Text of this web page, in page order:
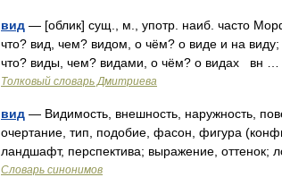
вид — [облик] сущ., м., употр. наиб. часто
что? вид, чем? видом, о чём? о виде и на
что? виды, чем? видами, о чём? о видах вн …
Толковый словарь Дмитриева
вид — Видимость, внешность, наружность,
очертание, тип, подобие, фасон, фигура
ландшафт, перспектива; выражение, оттенок;
Словарь синонимов